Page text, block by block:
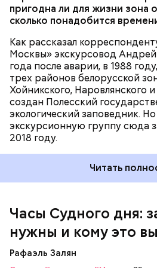
пригодна ли для жизни зона
сколько понадобится
Как рассказал
Москвы» экскурсовод Андрей
года после аварии, в 1988
трех районов белорусской
Хойникского, Наровлянского
создан Полесский
экологический заповедник.
экскурсионную группу сюда
2018 году.
Читать
Часы Судного дня:
нужны и кому это
Рафаэль Залян
— Поскольку мы стоим на
ядерного века и периода
изменения климата, ученые
ответственность за
общественности и
Каждый год — в зависимости
события происходят в мире,
нобелевские лауреаты и
безопасности из экспертного
ученых-атомщиков»
перевода на полминуты
ухудшающиеся отношения
выбросов углекислого газа,
национализма во всем мире и
изменения климата.